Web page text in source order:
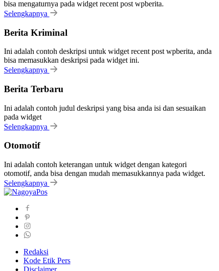
bisa mengaturnya pada widget recent post wpberita.
Selengkapnya
Berita Kriminal
Ini adalah contoh deskripsi untuk widget recent post wpberita, anda
bisa memasukkan deskripsi pada widget ini.
Selengkapnya
Berita Terbaru
Ini adalah contoh judul deskripsi yang bisa anda isi dan sesuaikan
pada widget
Selengkapnya
Otomotif
Ini adalah contoh keterangan untuk widget dengan kategori
otomotif, anda bisa dengan mudah memasukkannya pada widget.
Selengkapnya
Redaksi
Kode Etik Pers